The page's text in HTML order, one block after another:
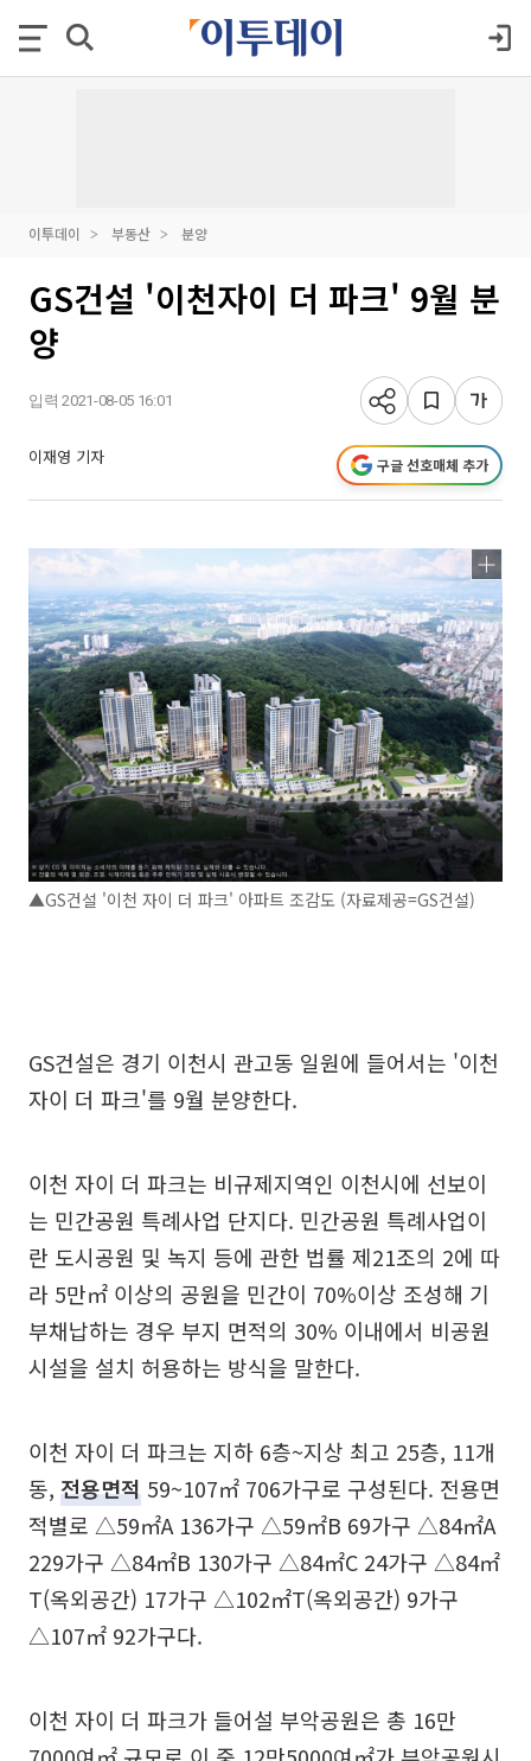
이투데이 부동산 분양
GS건설 '이천자이 더 파크' 9월 분
양
입력 2021-08-05 16:01
이재영 기자 구글 선호매체 추가
▲GS건설 '이천 자이 더 파크' 아파트 조감도 (자료제공=GS건설)
GS건설은 경기 이천시 관고동 일원에 들어서는 '이천
자이 더 파크'를 9월 분양한다.
이천 자이 더 파크는 비규제지역인 이천시에 선보이
는 민간공원 특례사업 단지다. 민간공원 특례사업이
란 도시공원 및 녹지 등에 관한 법률 제21조의 2에 따
라 5만㎡ 이상의 공원을 민간이 70%이상 조성해 기
부채납하는 경우 부지 면적의 30% 이내에서 비공원
시설을 설치 허용하는 방식을 말한다.
이천 자이 더 파크는 지하 6층~지상 최고 25층, 11개
동, 전용면적 59~107㎡ 706가구로 구성된다. 전용면
적별로 △59㎡A 136가구 △59㎡B 69가구 △84㎡A
229가구 △84㎡B 130가구 △84㎡C 24가구 △84㎡
T(옥외공간) 17가구 △102㎡T(옥외공간) 9가구
△107㎡ 92가구다.
이천 자이 더 파크가 들어설 부악공원은 총 16만